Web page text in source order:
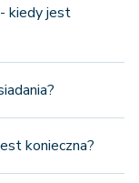
kiedy jest
konieczna?